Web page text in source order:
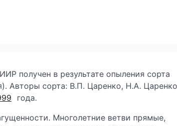
получен в результате опыления сорта
Авторы сорта: В.П. Царенко, Н.А.
года.
Многолетние ветви прямые,